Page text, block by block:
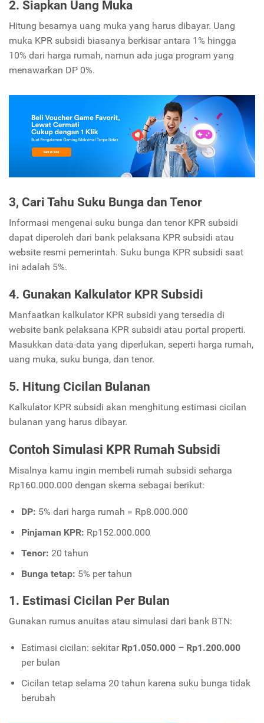
2. Siapkan Uang Muka
Hitung besarnya uang muka yang harus dibayar. Uang
muka KPR subsidi biasanya berkisar antara 1% hingga
10% dari harga rumah, namun ada juga program yang
menawarkan DP 0%.
3, Cari Tahu Suku Bunga dan Tenor
Informasi mengenai suku bunga dan tenor KPR subsidi
dapat diperoleh dari bank pelaksana KPR subsidi atau
website resmi pemerintah. Suku bunga KPR subsidi saat
ini adalah 5%.
4. Gunakan Kalkulator KPR Subsidi
Manfaatkan kalkulator KPR subsidi yang tersedia di
website bank pelaksana KPR subsidi atau portal properti.
Masukkan data-data yang diperlukan, seperti harga rumah,
uang muka, suku bunga, dan tenor.
5. Hitung Cicilan Bulanan
Kalkulator KPR subsidi akan menghitung estimasi cicilan
bulanan yang harus dibayar.
Contoh Simulasi KPR Rumah Subsidi
Misalnya kamu ingin membeli rumah subsidi seharga
Rp160.000.000 dengan skema sebagai berikut:
DP: 5% dari harga rumah = Rp8.000.000
Pinjaman KPR: Rp152.000.000
Tenor: 20 tahun
Bunga tetap: 5% per tahun
1. Estimasi Cicilan Per Bulan
Gunakan rumus anuitas atau simulasi dari bank BTN:
Estimasi cicilan: sekitar Rp1.050.000 – Rp1.200.000
per bulan
Cicilan tetap selama 20 tahun karena suku bunga tidak
berubah